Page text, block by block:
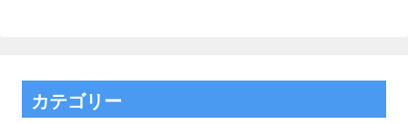
カテゴリー